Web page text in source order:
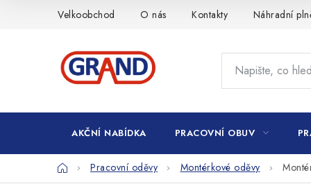
Velkoobchod O nás Kontakty Náhradní
AKČNÍ NABÍDKA PRACOVNÍ OBUV
DomůPracovní oděvy Montérkové oděvy